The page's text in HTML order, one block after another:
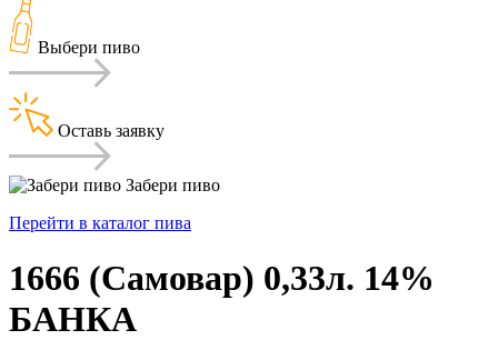
Выбери пиво
Оставь заявку
Забери пиво
Перейти в каталог пива
1666 (Самовар) 0,33л. 14%
БАНКА